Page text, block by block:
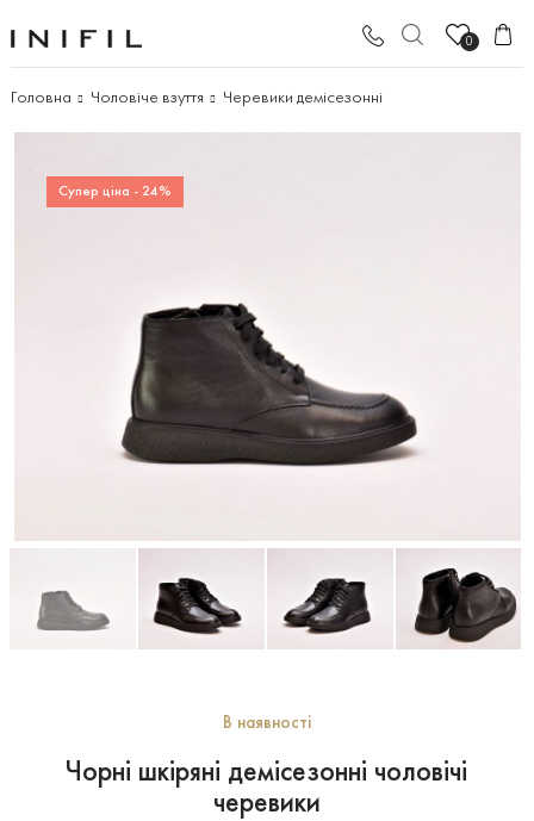
0
Головна Чоловіче взуття Черевики демісезонні
Супер ціна - 24%
В наявності
Чорні шкіряні демісезонні чоловічі
черевики